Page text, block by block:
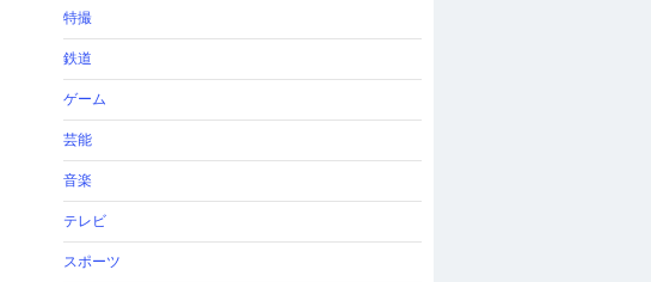
特撮
鉄道
ゲーム
芸能
音楽
テレビ
スポーツ